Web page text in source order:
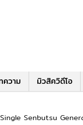
ความ มิวสิควิดีโอ
Senbutsu